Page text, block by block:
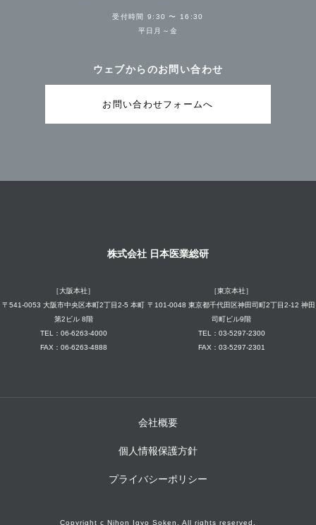
受付時間 9:30 〜 16:30
平日月～金
ウェブからのお問い合わせ
お問い合わせフォームへ
株式会社 日本医業総研
［大阪本社］
〒541-0053 大阪市中央区本町2丁目2-5 本町
第2ビル 8階
TEL：06-6263-4000
FAX：06-6263-4888
［東京本社］
〒101-0048 東京都千代田区神田司町2丁目2-12 神田
司町ビル9階
TEL：03-5297-2300
FAX：03-5297-2301
会社概要
個人情報保護方針
プライバシーポリシー
Copyright c Nihon Igyo Soken. All rights reserved.